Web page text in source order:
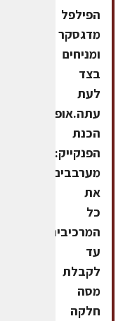
הפילפל
מדגסקר
ומניחים
בצד
לעת
עתה.אופן
הכנת
הפנקייק:
מערבבים
את
כל
המרכיבים
עד
לקבלת
מסה
חלקה